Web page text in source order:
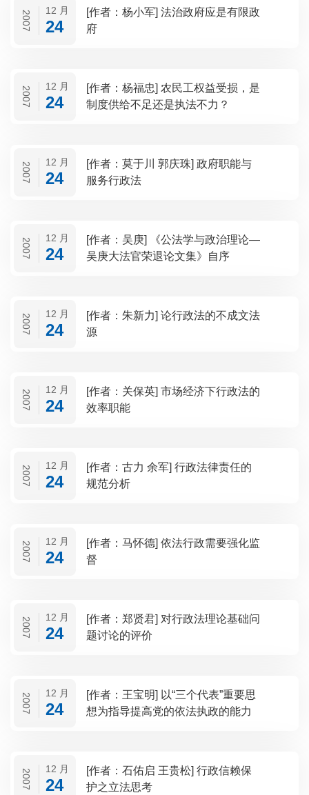
2007 12 月
24
[作者：杨小军] 法治政府应是有限政
府
2007 12 月
24
[作者：杨福忠] 农民工权益受损，是
制度供给不足还是执法不力？
2007 12 月
24
[作者：莫于川 郭庆珠] 政府职能与
服务行政法
2007 12 月
24
[作者：吴庚] 《公法学与政治理论—
吴庚大法官荣退论文集》自序
2007 12 月
24
[作者：朱新力] 论行政法的不成文法
源
2007 12 月
24
[作者：关保英] 市场经济下行政法的
效率职能
2007 12 月
24
[作者：古力 余军] 行政法律责任的
规范分析
2007 12 月
24
[作者：马怀德] 依法行政需要强化监
督
2007 12 月
24
[作者：郑贤君] 对行政法理论基础问
题讨论的评价
2007 12 月
24
[作者：王宝明] 以“三个代表”重要思
想为指导提高党的依法执政的能力
2007 12 月
24
[作者：石佑启 王贵松] 行政信赖保
护之立法思考